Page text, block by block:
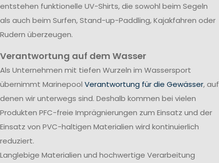
entstehen funktionelle UV-Shirts, die sowohl beim Segeln
als auch beim Surfen, Stand-up-Paddling, Kajakfahren oder
Rudern überzeugen.
Verantwortung auf dem Wasser
Als Unternehmen mit tiefen Wurzeln im Wassersport
übernimmt Marinepool Verantwortung für die Gewässer, auf
denen wir unterwegs sind. Deshalb kommen bei vielen
Produkten PFC-freie Imprägnierungen zum Einsatz und der
Einsatz von PVC-haltigen Materialien wird kontinuierlich
reduziert.
Langlebige Materialien und hochwertige Verarbeitung